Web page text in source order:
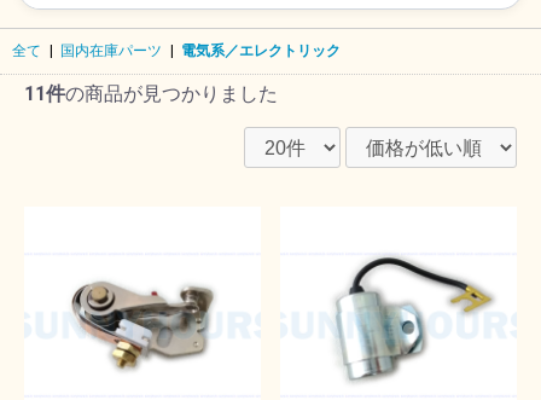
全て 国内在庫パーツ 電気系／エレクトリック
11件の商品が見つかりました